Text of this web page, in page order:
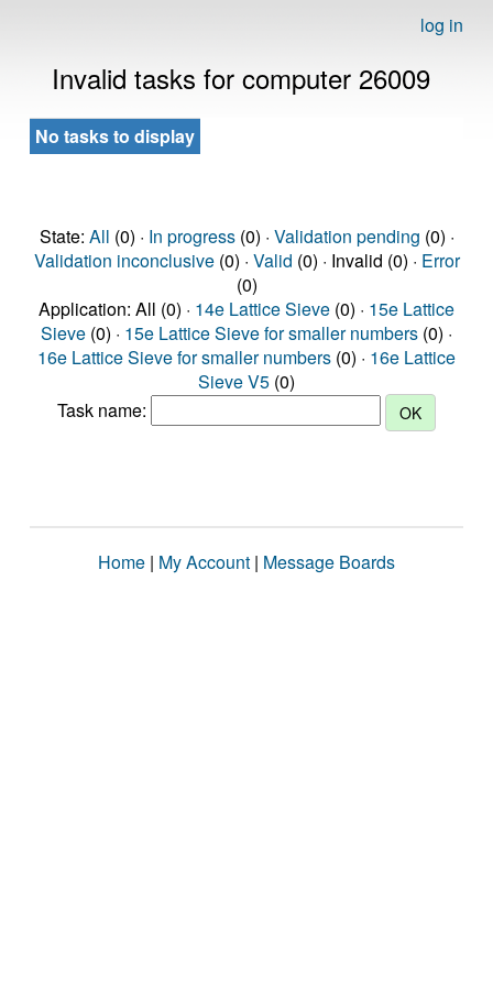
log in
Invalid tasks for computer 26009
No tasks to display
State: All (0) · In progress(0) · Validation pending (0) ·
Validation inconclusive(0) · Valid (0) · Invalid (0) · Error
(0)
Application: All (0) · 14e Lattice Sieve (0) · 15e Lattice
Sieve (0) · 15e Lattice Sieve for smaller numbers (0) ·
16e Lattice Sieve for smaller numbers (0) · 16e Lattice
Sieve V5 (0)
Task name:
Home | My Account | Message Boards